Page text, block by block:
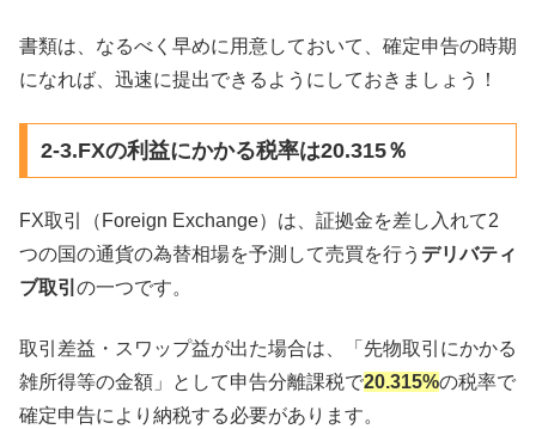
書類は、なるべく早めに用意しておいて、確定申告の時期
になれば、迅速に提出できるようにしておきましょう！
2-3.FXの利益にかかる税率は20.315％
FX取引（Foreign Exchange）は、証拠金を差し入れて2
つの国の通貨の為替相場を予測して売買を行う デリバティ
ブ取引 の一つです。
取引差益・スワップ益が出た場合は、「先物取引にかかる
雑所得等の金額」として申告分離課税で20.315%の税率で
確定申告により納税する必要があります。